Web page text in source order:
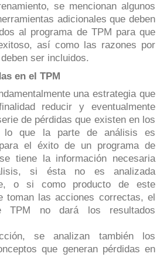
se mencionan algunos
adicionales que deben
al programa de TPM para que
así como las razones por
ser incluidos.
en el TPM
una estrategia que
reducir y eventualmente
de pérdidas que existen en los
lo que la parte de análisis es
el éxito de un programa de
tiene la información necesaria
si ésta no es analizada
o si como producto de este
toman las acciones correctas, el
TPM no dará los resultados
se analizan también los
que generan pérdidas en